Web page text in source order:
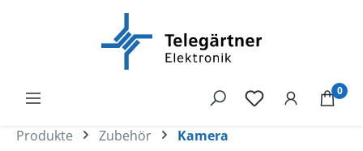
0
Produkte Zubehör Kamera